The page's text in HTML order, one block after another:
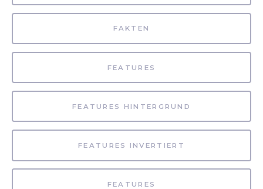
FAKTEN
FEATURES
FEATURES HINTERGRUND
FEATURES INVERTIERT
FEATURES